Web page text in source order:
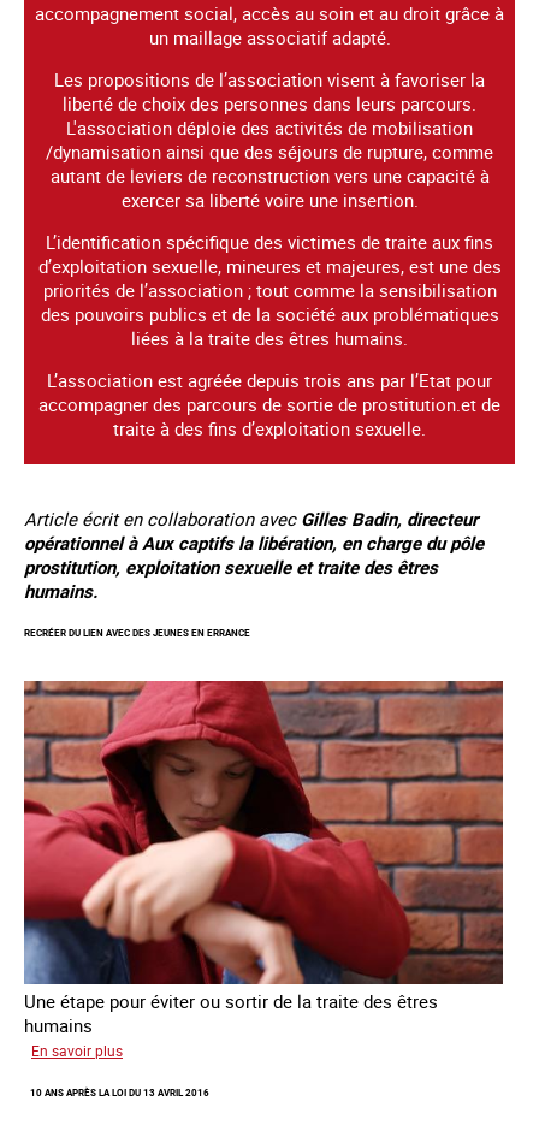
accompagnement social, accès au soin et au droit grâce à
un maillage associatif adapté.
Les propositions de l’association visent à favoriser la
liberté de choix des personnes dans leurs parcours.
L'association déploie des activités de mobilisation
/dynamisation ainsi que des séjours de rupture, comme
autant de leviers de reconstruction vers une capacité à
exercer sa liberté voire une insertion.
L’identification spécifique des victimes de traite aux fins
d’exploitation sexuelle, mineures et majeures, est une des
priorités de l’association ; tout comme la sensibilisation
des pouvoirs publics et de la société aux problématiques
liées à la traite des êtres humains.
L’association est agréée depuis trois ans par l’Etat pour
accompagner des parcours de sortie de prostitution.et de
traite à des fins d’exploitation sexuelle.
Article écrit en collaboration avec Gilles Badin, directeur
opérationnel à Aux captifs la libération, en charge du pôle
prostitution, exploitation sexuelle et traite des êtres
humains.
RECRÉER DU LIEN AVEC DES JEUNES EN ERRANCE
Une étape pour éviter ou sortir de la traite des êtres
humains
En savoir plus
du
10 ANS APRÈS LA LOI DU 13 AVRIL 2016